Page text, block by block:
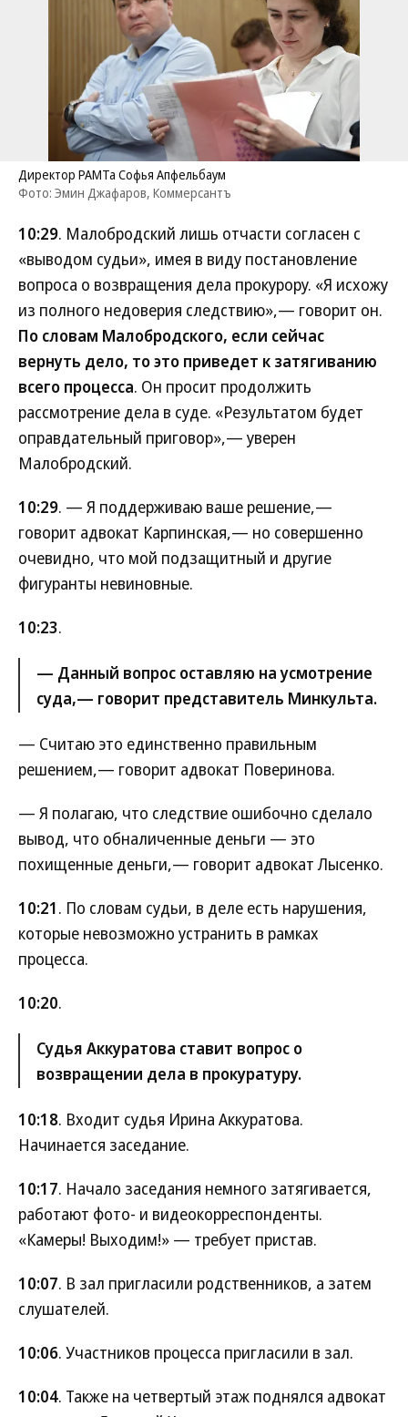
Директор РАМТа Софья Апфельбаум
Фото: Эмин Джафаров, Коммерсантъ
10:29. Малобродский лишь отчасти согласен с
«выводом судьи», имея в виду постановление
вопроса о возвращения дела прокурору. «Я исхожу
из полного недоверия следствию»,— говорит он.
По словам Малобродского, если сейчас
вернуть дело, то это приведет к затягиванию
всего процесса. Он просит продолжить
рассмотрение дела в суде. «Результатом будет
оправдательный приговор»,— уверен
Малобродский.
10:29. — Я поддерживаю ваше решение,—
говорит адвокат Карпинская,— но совершенно
очевидно, что мой подзащитный и другие
фигуранты невиновные.
10:23.
— Данный вопрос оставляю на усмотрение
суда,— говорит представитель Минкульта.
— Считаю это единственно правильным
решением,— говорит адвокат Поверинова.
— Я полагаю, что следствие ошибочно сделало
вывод, что обналиченные деньги — это
похищенные деньги,— говорит адвокат Лысенко.
10:21. По словам судьи, в деле есть нарушения,
которые невозможно устранить в рамках
процесса.
10:20.
Судья Аккуратова ставит вопрос о
возвращении дела в прокуратуру.
10:18. Входит судья Ирина Аккуратова.
Начинается заседание.
10:17. Начало заседания немного затягивается,
работают фото- и видеокорреспонденты.
«Камеры! Выходим!» — требует пристав.
10:07. В зал пригласили родственников, а затем
слушателей.
10:06. Участников процесса пригласили в зал.
10:04. Также на четвертый этаж поднялся адвокат